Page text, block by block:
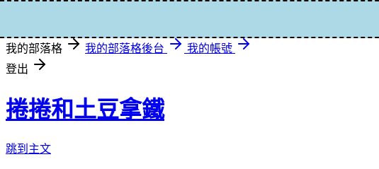
我的部落格 我的部落格後台
我的帳號
登出
捲捲和土豆拿鐵
跳到主文